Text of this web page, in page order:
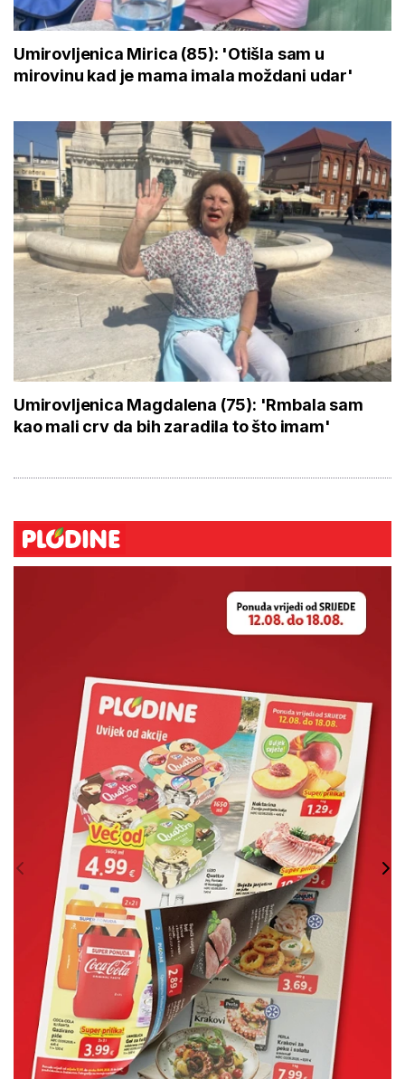
Umirovljenica Mirica (85): 'Otišla sam u
mirovinu kad je mama imala moždani udar'
Umirovljenica Magdalena (75): 'Rmbala sam
kao mali crv da bih zaradila to što imam'